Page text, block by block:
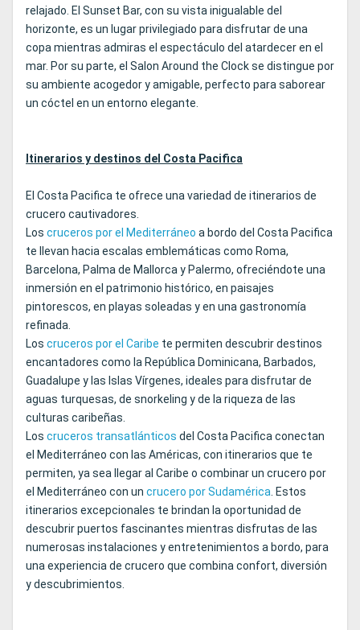
relajado. El Sunset Bar, con su vista inigualable del
horizonte, es un lugar privilegiado para disfrutar de una
copa mientras admiras el espectáculo del atardecer en el
mar. Por su parte, el Salon Around the Clock se distingue por
su ambiente acogedor y amigable, perfecto para saborear
un cóctel en un entorno elegante.
Itinerarios y destinos del Costa Pacifica
El Costa Pacifica te ofrece una variedad de itinerarios de
crucero cautivadores.
Los cruceros por el Mediterráneo a bordo del Costa Pacifica
te llevan hacia escalas emblemáticas como Roma,
Barcelona, Palma de Mallorca y Palermo, ofreciéndote una
inmersión en el patrimonio histórico, en paisajes
pintorescos, en playas soleadas y en una gastronomía
refinada.
Los cruceros por el Caribe te permiten descubrir destinos
encantadores como la República Dominicana, Barbados,
Guadalupe y las Islas Vírgenes, ideales para disfrutar de
aguas turquesas, de snorkeling y de la riqueza de las
culturas caribeñas.
Los cruceros transatlánticos del Costa Pacifica conectan
el Mediterráneo con las Américas, con itinerarios que te
permiten, ya sea llegar al Caribe o combinar un crucero por
el Mediterráneo con un crucero por Sudamérica. Estos
itinerarios excepcionales te brindan la oportunidad de
descubrir puertos fascinantes mientras disfrutas de las
numerosas instalaciones y entretenimientos a bordo, para
una experiencia de crucero que combina confort, diversión
y descubrimientos.